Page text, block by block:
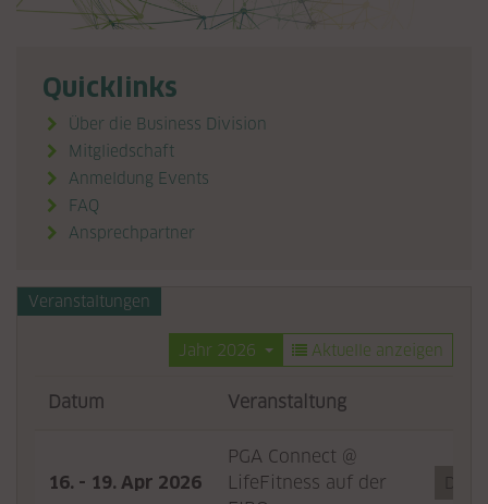
Quicklinks
Über die Business Division
Mitgliedschaft
Anmeldung Events
FAQ
Ansprechpartner
Veranstaltungen
Jahr 2026 Aktuelle anzeigen
Datum Veranstaltung
16. - 19. Apr 2026
PGA Connect @
LifeFitness auf der